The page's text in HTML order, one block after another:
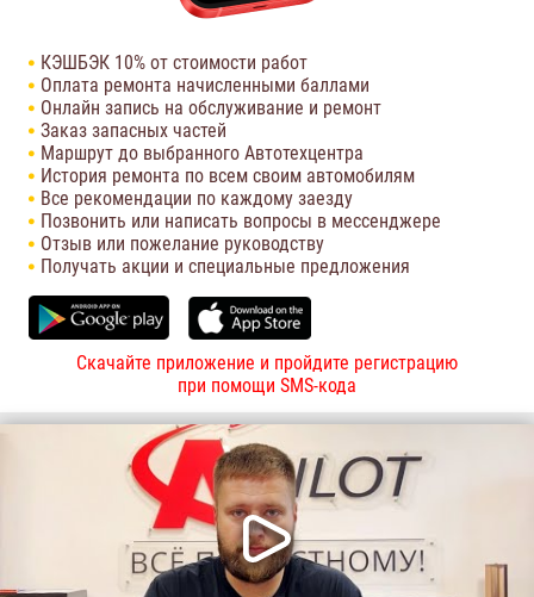
КЭШБЭК 10% от стоимости работ
Оплата ремонта начисленными баллами
Онлайн запись на обслуживание и ремонт
Заказ запасных частей
Маршрут до выбранного Автотехцентра
История ремонта по всем своим автомобилям
Все рекомендации по каждому заезду
Позвонить или написать вопросы в мессенджере
Отзыв или пожелание руководству
Получать акции и специальные предложения
Скачайте приложение и пройдите регистрацию
при помощи SMS-кода